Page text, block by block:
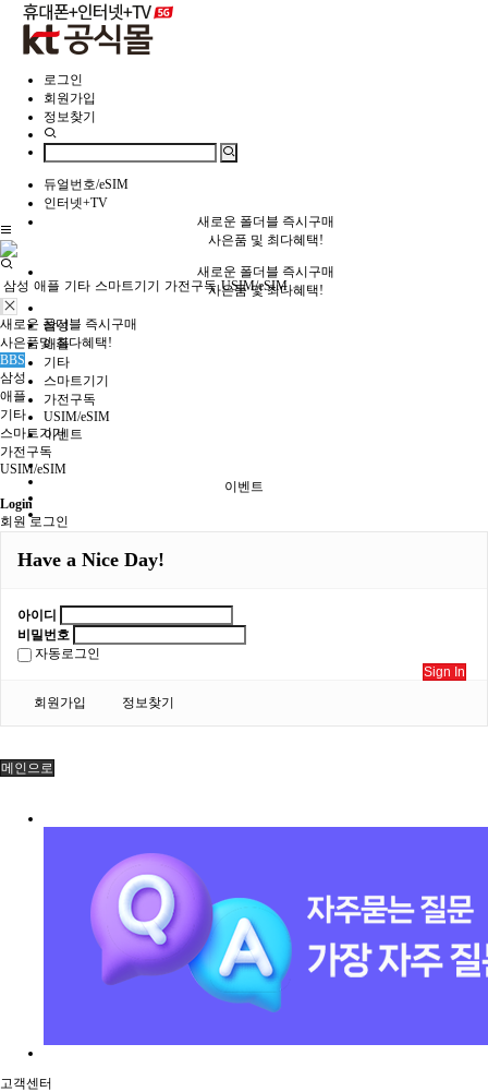
로그인
회원가입
정보찾기
듀얼번호/eSIM
인터넷+TV
새로운 폴더블 즉시구매
사은품 및 최다혜택!
새로운 폴더블 즉시구매
사은품 및 최다혜택!
삼성
애플
기타
스마트기기
가전구독
USIM/eSIM
이벤트
삼성 애플 기타 스마트기기 가전구독 USIM/eSIM
새로운 폴더블 즉시구매
사은품및 최다혜택!
BBS
삼성
애플
기타
스마트기기
가전구독
USIM/eSIM
이벤트
Login
회원 로그인
Have a Nice Day!
아이디
비밀번호
자동로그인
Sign In
회원가입
정보찾기
메인으로
고객센터